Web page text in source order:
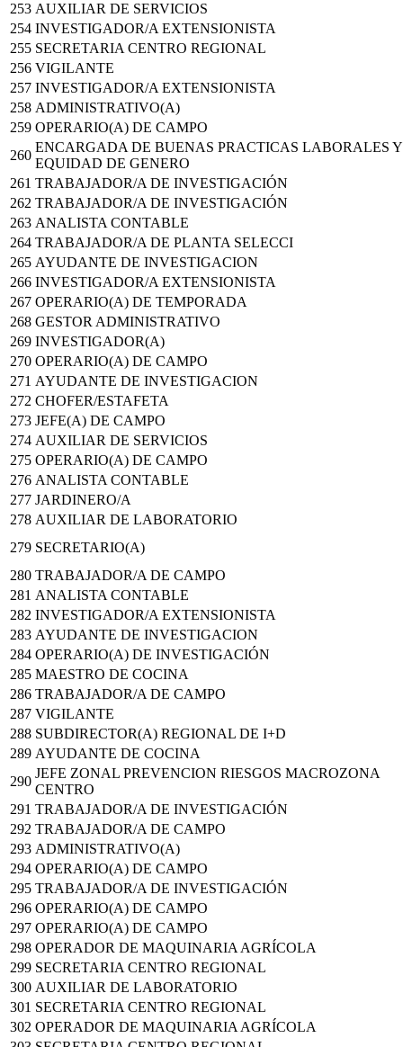
253 AUXILIAR DE SERVICIOS
254 INVESTIGADOR/A EXTENSIONISTA
255 SECRETARIA CENTRO REGIONAL
256 VIGILANTE
257 INVESTIGADOR/A EXTENSIONISTA
258 ADMINISTRATIVO(A)
259 OPERARIO(A) DE CAMPO
260
ENCARGADA DE BUENAS PRACTICAS LABORALES Y
EQUIDAD DE GENERO
261 TRABAJADOR/A DE INVESTIGACIÓN
262 TRABAJADOR/A DE INVESTIGACIÓN
263 ANALISTA CONTABLE
264 TRABAJADOR/A DE PLANTA SELECCI
265 AYUDANTE DE INVESTIGACION
266 INVESTIGADOR/A EXTENSIONISTA
267 OPERARIO(A) DE TEMPORADA
268 GESTOR ADMINISTRATIVO
269 INVESTIGADOR(A)
270 OPERARIO(A) DE CAMPO
271 AYUDANTE DE INVESTIGACION
272 CHOFER/ESTAFETA
273 JEFE(A) DE CAMPO
274 AUXILIAR DE SERVICIOS
275 OPERARIO(A) DE CAMPO
276 ANALISTA CONTABLE
277 JARDINERO/A
278 AUXILIAR DE LABORATORIO
279 SECRETARIO(A)
280 TRABAJADOR/A DE CAMPO
281 ANALISTA CONTABLE
282 INVESTIGADOR/A EXTENSIONISTA
283 AYUDANTE DE INVESTIGACION
284 OPERARIO(A) DE INVESTIGACIÓN
285 MAESTRO DE COCINA
286 TRABAJADOR/A DE CAMPO
287 VIGILANTE
288 SUBDIRECTOR(A) REGIONAL DE I+D
289 AYUDANTE DE COCINA
290
JEFE ZONAL PREVENCION RIESGOS MACROZONA
CENTRO
291 TRABAJADOR/A DE INVESTIGACIÓN
292 TRABAJADOR/A DE CAMPO
293 ADMINISTRATIVO(A)
294 OPERARIO(A) DE CAMPO
295 TRABAJADOR/A DE INVESTIGACIÓN
296 OPERARIO(A) DE CAMPO
297 OPERARIO(A) DE CAMPO
298 OPERADOR DE MAQUINARIA AGRÍCOLA
299 SECRETARIA CENTRO REGIONAL
300 AUXILIAR DE LABORATORIO
301 SECRETARIA CENTRO REGIONAL
302 OPERADOR DE MAQUINARIA AGRÍCOLA